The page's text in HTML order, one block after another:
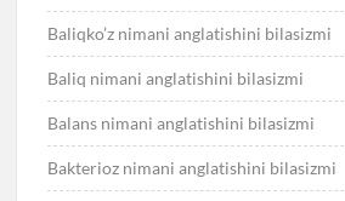
Baliqko’z nimani anglatishini bilasizmi
Baliq nimani anglatishini bilasizmi
Balans nimani anglatishini bilasizmi
Bakterioz nimani anglatishini bilasizmi